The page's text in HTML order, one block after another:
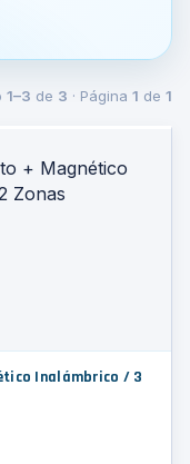
1–3 de 3 · Página 1 de 1
Inalámbrico / 3